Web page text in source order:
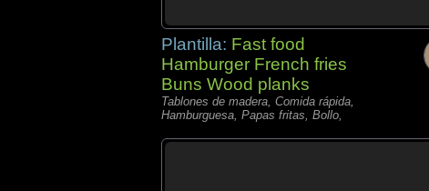
Plantilla: Fast food
Hamburger French fries
Buns Wood planks
Tablones de madera, Comida rápida,
Hamburguesa, Papas fritas, Bollo,